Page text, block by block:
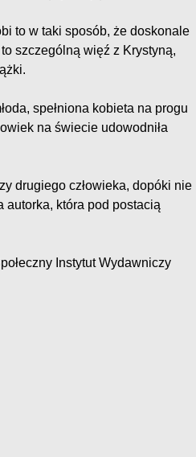
to w taki sposób, że doskonale
szczególną więź z Krystyną,
spełniona kobieta na progu
na świecie udowodniła
drugiego człowieka, dopóki nie
autorka, która pod postacią
Instytut Wydawniczy